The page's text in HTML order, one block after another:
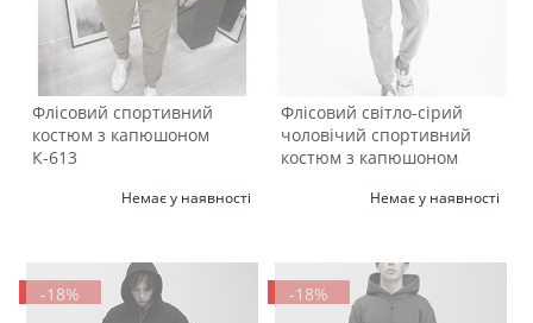
Флісовий спортивний
костюм з капюшоном
К-613
Немає у наявності
Флісовий світло-сірий
чоловічий спортивний
костюм з капюшоном
Немає у наявності
-18% -18%